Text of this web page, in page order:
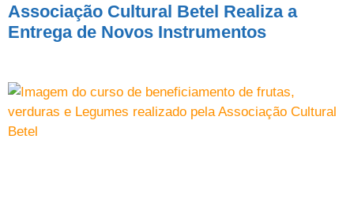
Associação Cultural Betel Realiza a
Entrega de Novos Instrumentos